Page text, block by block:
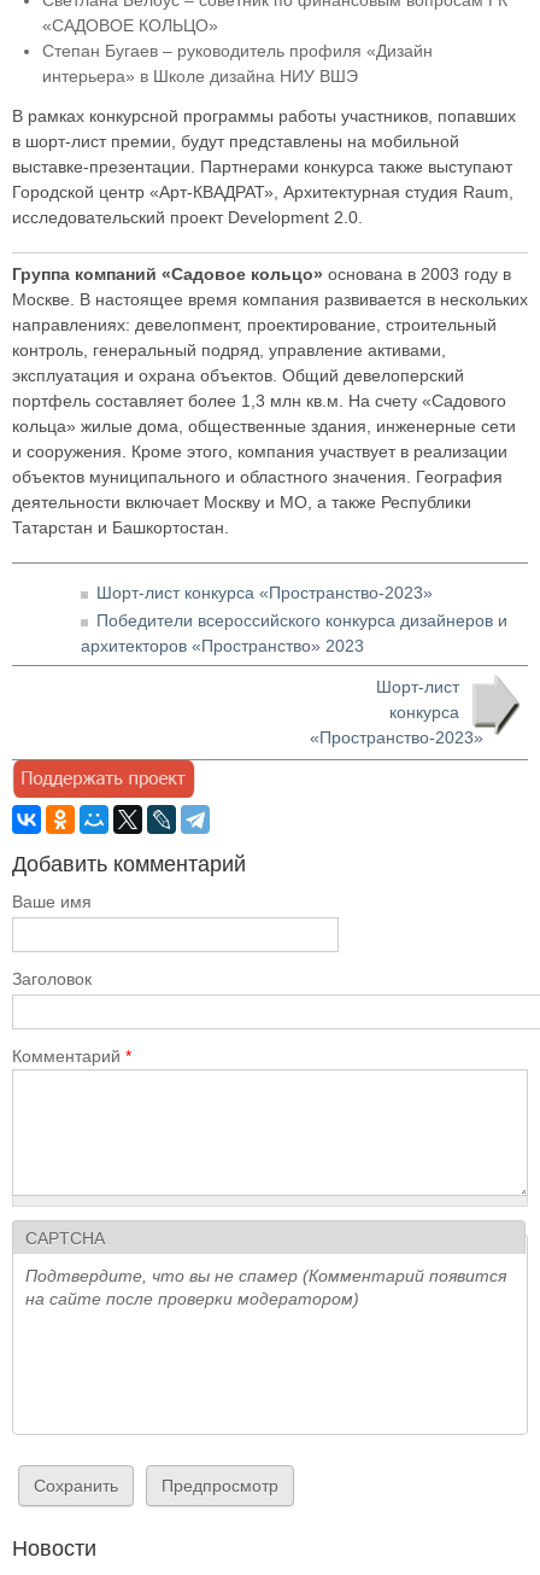
«САДОВОЕ КОЛЬЦО»
Степан Бугаев – руководитель профиля «Дизайн
интерьера» в Школе дизайна НИУ ВШЭ
В рамках конкурсной программы работы участников, попавших
в шорт-лист премии, будут представлены на мобильной
выставке-презентации. Партнерами конкурса также выступают
Городской центр «Арт-КВАДРАТ», Архитектурная студия Raum,
исследовательский проект Development 2.0.
Группа компаний «Садовое кольцо» основана в 2003 году в
Москве. В настоящее время компания развивается в нескольких
направлениях: девелопмент, проектирование, строительный
контроль, генеральный подряд, управление активами,
эксплуатация и охрана объектов. Общий девелоперский
портфель составляет более 1,3 млн кв.м. На счету «Садового
кольца» жилые дома, общественные здания, инженерные сети
и сооружения. Кроме этого, компания участвует в реализации
объектов муниципального и областного значения. География
деятельности включает Москву и МО, а также Республики
Татарстан и Башкортостан.
Шорт-лист конкурса «Пространство-2023»
Победители всероссийского конкурса дизайнеров и
архитекторов «Пространство» 2023
Шорт-лист
конкурса
«Пространство-2023»
Добавить комментарий
Ваше имя
Заголовок
Комментарий *
CAPTCHA
Подтвердите, что вы не спамер (Комментарий появится
на сайте после проверки модератором)
Новости